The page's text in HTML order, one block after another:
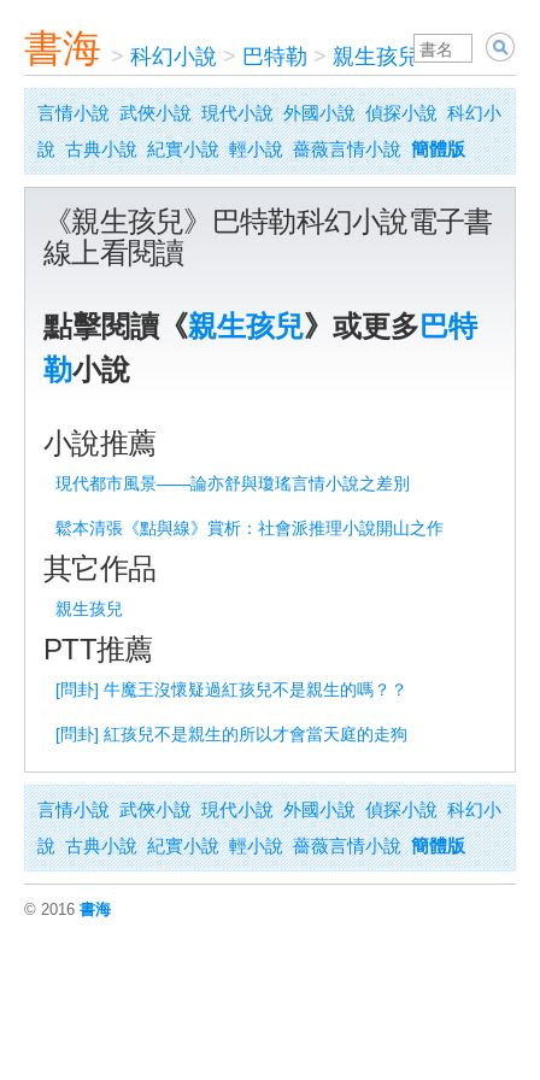
書海 > 科幻小說 > 巴特勒 > 親生孩兒
言情小說 武俠小說 現代小說 外國小說 偵探小說 科幻小
說 古典小說 紀實小說 輕小說 薔薇言情小說 簡體版
《親生孩兒》巴特勒科幻小說電子書
線上看閱讀
點擊閱讀《親生孩兒》或更多 巴特
勒小說
小說推薦
現代都市風景——論亦舒與瓊瑤言情小說之差別
鬆本清張《點與線》賞析：社會派推理小說開山之作
其它作品
親生孩兒
PTT推薦
[問卦] 牛魔王沒懷疑過紅孩兒不是親生的嗎？？
[問卦] 紅孩兒不是親生的所以才會當天庭的走狗
言情小說 武俠小說 現代小說 外國小說 偵探小說 科幻小
說 古典小說 紀實小說 輕小說 薔薇言情小說 簡體版
© 2016 書海